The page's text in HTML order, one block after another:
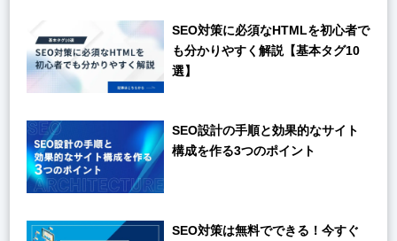
SEO対策に必須なHTMLを初心者で
も分かりやすく解説【基本タグ10
選】
SEO設計の手順と効果的なサイト
構成を作る3つのポイント
SEO対策は無料でできる！今すぐ